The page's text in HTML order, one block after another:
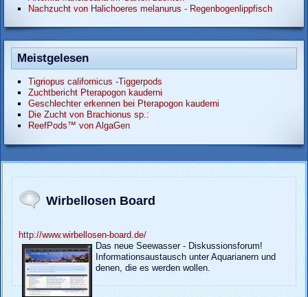
Nachzucht von Halichoeres melanurus - Regenbogenlippfisch
Meistgelesen
Tigriopus californicus -Tiggerpods
Zuchtbericht Pterapogon kauderni
Geschlechter erkennen bei Pterapogon kauderni
Die Zucht von Brachionus sp.:
ReefPods™ von AlgaGen
Wirbellosen Board
http://www.wirbellosen-board.de/
Das neue Seewasser - Diskussionsforum!
Informationsaustausch unter Aquarianern und
denen, die es werden wollen.